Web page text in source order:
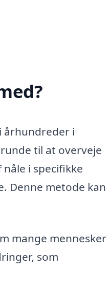
århundreder i
til at overveje
i specifikke
Denne metode kan
mange mennesker
som